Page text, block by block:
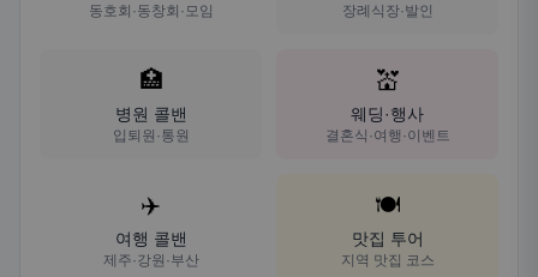
동호회·동창회·모임 장례식장·발인
🏥
병원 콜밴
입퇴원·통원
💒
웨딩·행사
결혼식·여행·이벤트
✈️
여행 콜밴
제주·강원·부산
🍽️
맛집 투어
지역 맛집 코스